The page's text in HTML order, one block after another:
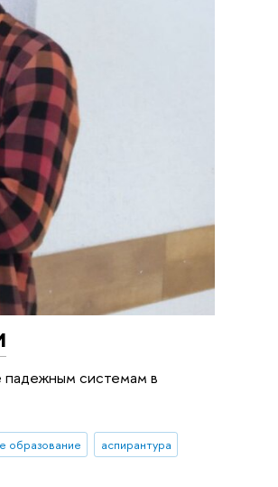
падежным системам в
образование аспирантура